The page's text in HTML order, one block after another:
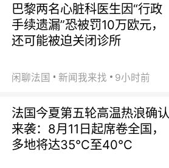
巴黎两名心脏科医生因“行政
手续遗漏”恐被罚10万欧元，
还可能被迫关闭诊所
闲聊法国 新闻我来找 9小时前
法国今夏第五轮高温热浪确认
来袭：8月11日起席卷全国，
多地将达35℃至40℃